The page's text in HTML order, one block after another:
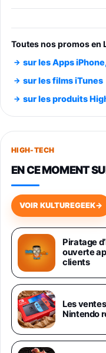
trs/min)
Smartphone
891,99€1199€
Smartphone
749,99€
648,63€
Samsung
Android 5G
Chargeur
1019€
Galaxy S26
1019€1399€
Galaxy S26
Toutes nos promos en
sur les Apps
sur les films iTunes
sur les produits
HIGH-TECH
EN CE MOMENT
VOIR KULTUREGEEK→
Piratage
ouverte
clients
Les
Nintendo